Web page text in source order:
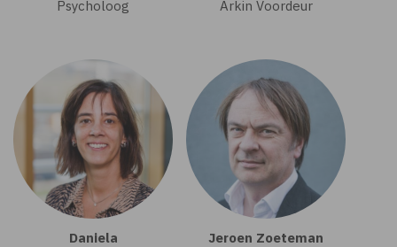
Psycholoog
Arkin Voordeur
Daniela
Jeroen Zoeteman